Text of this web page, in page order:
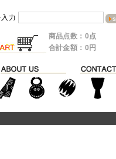
力
商品点数：0点
合計金額：0円